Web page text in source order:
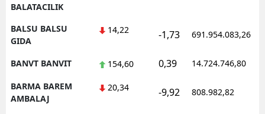
BALATACILIK
BALSU BALSU
GIDA
14,22 -1,73 691.954.083,26
BANVT BANVIT 154,60 0,39 14.724.746,80
BARMA BAREM
AMBALAJ
20,34 -9,92 808.982,82